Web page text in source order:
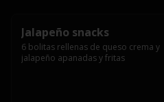
Jalapeño snacks
6 bolitas rellenas de queso crema y
jalapeño apanadas y fritas